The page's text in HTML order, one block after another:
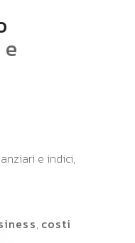
e indici,
, costi